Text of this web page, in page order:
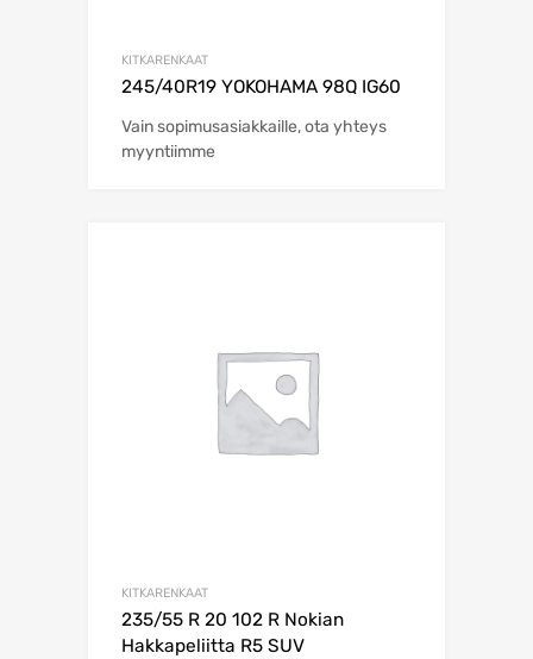
KITKARENKAAT
245/40R19 YOKOHAMA 98Q IG60
Vain sopimusasiakkaille, ota yhteys
myyntiimme
KITKARENKAAT
235/55 R 20 102 R Nokian
Hakkapeliitta R5 SUV